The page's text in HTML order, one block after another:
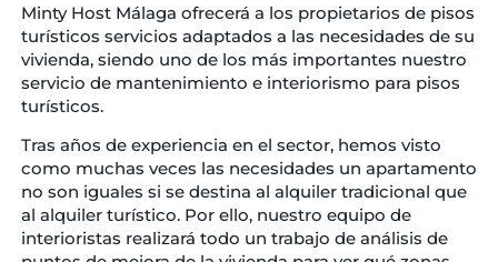
Minty Host Málaga ofrecerá a los propietarios de pisos
turísticos servicios adaptados a las necesidades de su
vivienda, siendo uno de los más importantes nuestro
servicio de mantenimiento e interiorismo para pisos
turísticos.
Tras años de experiencia en el sector, hemos visto
como muchas veces las necesidades un apartamento
no son iguales si se destina al alquiler tradicional que
al alquiler turístico. Por ello, nuestro equipo de
interioristas realizará todo un trabajo de análisis de